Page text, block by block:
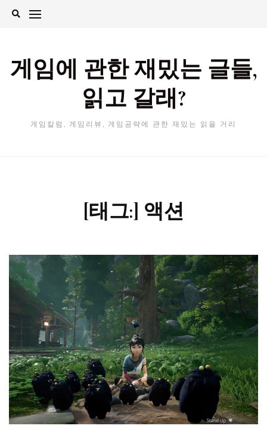
Skip
게임에 관한 재밌는 글들,
읽고 갈래?
게임칼럼, 게임리뷰, 게임공략에 관한 재밌는 읽을 거리
[태그:] 액션